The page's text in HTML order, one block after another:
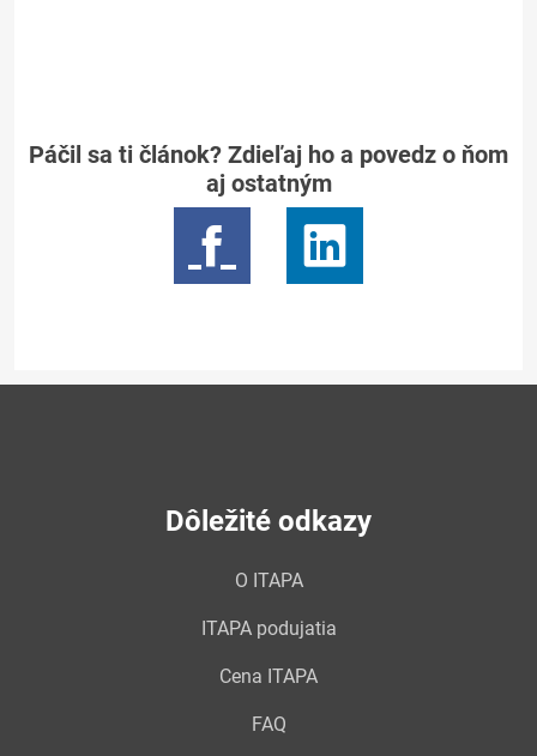
Páčil sa ti článok? Zdieľaj ho a povedz o ňom
aj ostatným
Dôležité odkazy
O ITAPA
ITAPA podujatia
Cena ITAPA
FAQ